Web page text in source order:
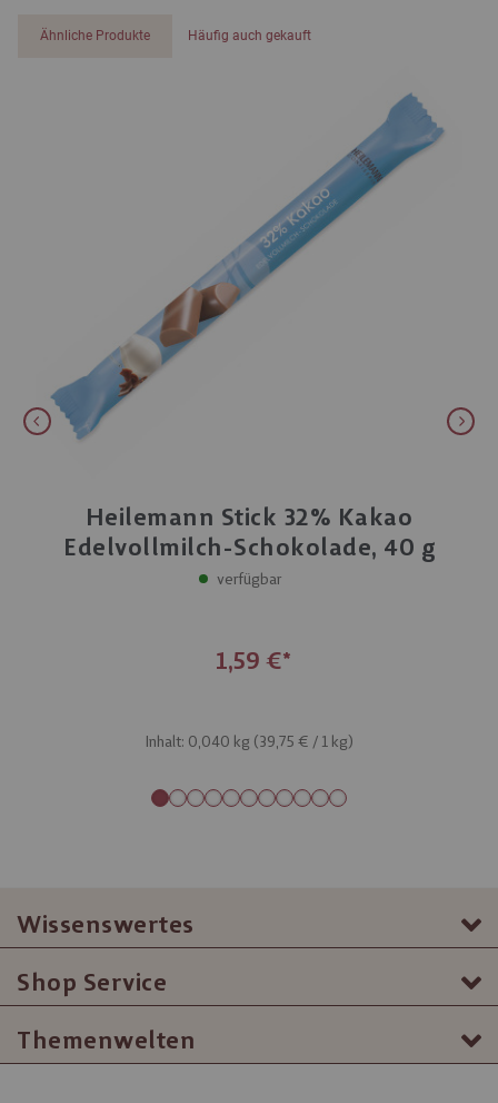
Ähnliche Produkte Häufig auch gekauft
Heilemann Stick 32% Kakao
Edelvollmilch-Schokolade, 40 g
verfügbar
1,59 €
Inhalt: 0,040 kg (39,75 € / 1 kg)
Wissenswertes
Shop Service
Themenwelten